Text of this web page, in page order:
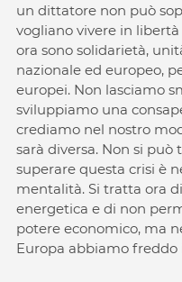
un dittatore non può
vogliano vivere in
ora sono solidarietà,
nazionale ed europeo,
europei. Non lasciamo
sviluppiamo una
crediamo nel nostro
sarà diversa. Non si
superare questa crisi è
mentalità. Si tratta ora
energetica e di non
potere economico, ma
Europa abbiamo freddo